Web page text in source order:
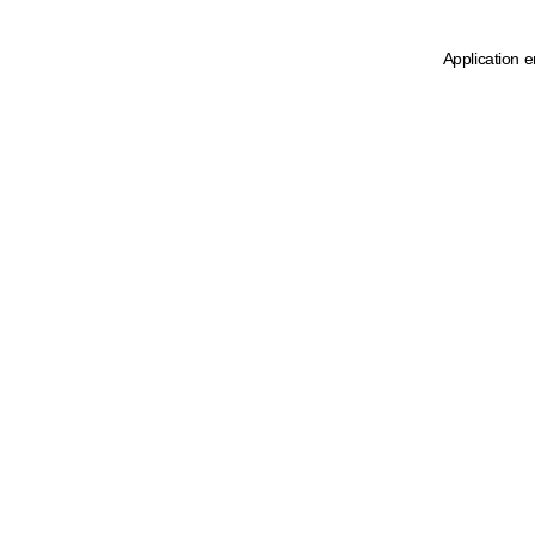
Application